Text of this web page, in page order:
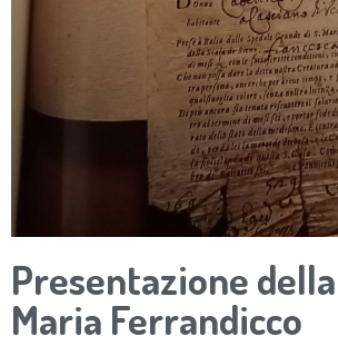
Presentazione
Maria Ferrandicco